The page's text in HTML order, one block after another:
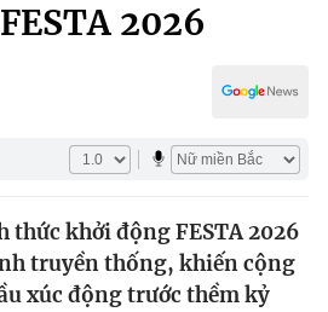
2026
thức khởi động FESTA 2026
truyền thống, khiến cộng
xúc động trước thềm kỷ